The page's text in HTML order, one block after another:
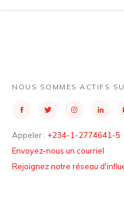
NOUS SOMMES ACTIFS
Appeler : +234-1-2774641-5
Envoyez-nous un courriel
Rejoignez notre réseau